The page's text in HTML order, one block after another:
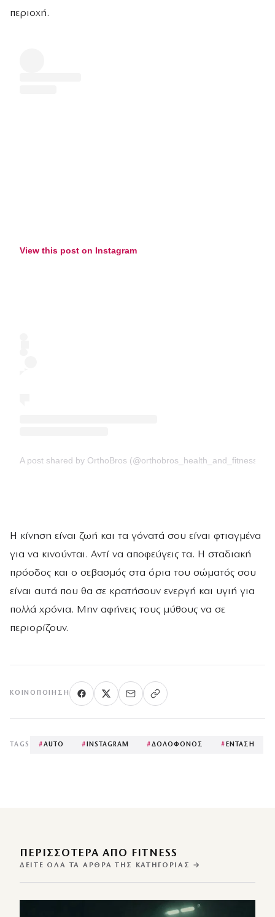
περιοχή.
View this post on Instagram
A post shared by OrthoBros (@orthobros_health_and_fitness)
Η κίνηση είναι ζωή και τα γόνατά σου είναι φτιαγμένα
για να κινούνται. Αντί να αποφεύγεις τα. Η σταδιακή
πρόοδος και ο σεβασμός στα όρια του σώματός σου
είναι αυτά που θα σε κρατήσουν ενεργή και υγιή για
πολλά χρόνια. Μην αφήνεις τους μύθους να σε
περιορίζουν.
ΚΟΙΝΟΠΟΊΗΣΗ
TAGS #AUTO # INSTAGRAM #ΔΟΛΟΦΟΝΟΣ # ΕΝΤΑΣΗ
ΠΕΡΙΣΣΌΤΕΡΑ ΑΠΌ FITNESS
ΔΕΊΤΕ ΌΛΑ ΤΑ ΆΡΘΡΑ ΤΗΣ ΚΑΤΗΓΟΡΊΑΣ →